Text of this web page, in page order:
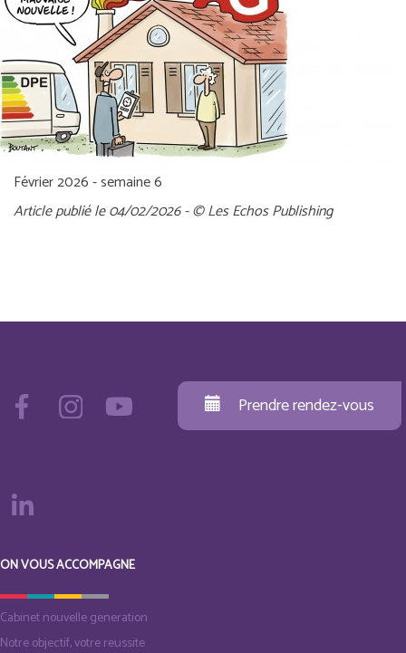
Février 2026 - semaine 6
Article publié le 04/02/2026 - © Les Echos Publishing
Prendre rendez-vous
ON VOUS ACCOMPAGNE
Cabinet nouvelle generation
Notre objectif, votre reussite